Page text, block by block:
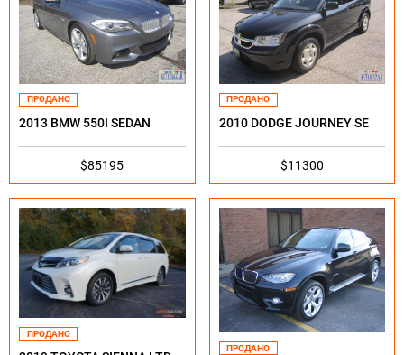
ПРОДАНО
2013 BMW 550I SEDAN
$85195
ПРОДАНО
2010 DODGE JOURNEY SE
$11300
ПРОДАНО
ПРОДАНО